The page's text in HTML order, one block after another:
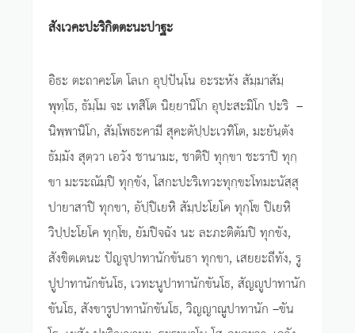
สังเวคะปะริกิตตะนะปาฐะ
อิธะ ตะถาคะโต โลเก อุปฺปันฺโน อะระหัง สัมฺมาสัมฺ
พุทฺโธ, ธัมฺโม จะ เทสิโต นิยฺยานิโก อุปะสะมิโก ปะริ –
นิพฺพานิโก, สัมฺโพธะคามี สุคะตัปฺปะเวทิโต, มะยันฺตัง
ธัมฺมัง สุตฺวา เอวัง ชานามะ, ชาติปิ ทุกฺขา ชะราปิ ทุกฺ
ขา มะระณัมฺปิ ทุกฺขัง, โสกะปะริเทวะทุกฺขะโทมะนัสฺสุ
ปายาสาปิ ทุกขา, อัปฺปิเยหิ สัมฺปะโยโค ทุกฺโข ปิเยหิ
วิปฺปะโยโค ทุกฺโข, ยัมปิจฉัง นะ ละภะติตัมปิ ทุกขัง,
สังขิตเตนะ ปัญจุปาทานักขันธา ทุกขา, เสยยะถีทัง, รู
ปูปาทานักขันโธ, เวทะนูปาทานักขันโธ, สัญญูปาทานัก
ขันโธ, สังขารูปาทานักขันโธ, วิญญาณูปาทานัก –ขัน